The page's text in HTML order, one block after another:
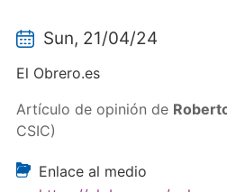
Sun, 21/04/24
El Obrero.es
Artículo de opinión de
CSIC)
Enlace al medio